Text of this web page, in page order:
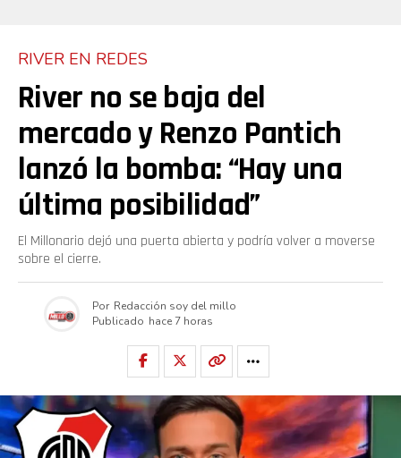
RIVER EN REDES
River no se baja del
mercado y Renzo Pantich
lanzó la bomba: “Hay una
última posibilidad”
El Millonario dejó una puerta abierta y podría volver a moverse
sobre el cierre.
Por Redacción soy del millo
Publicado hace 7 horas